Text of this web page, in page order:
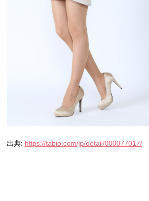
出典: https://tabio.com/jp/detail/000077017/